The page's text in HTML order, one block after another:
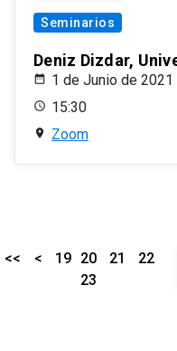
Seminarios
Deniz Dizdar,
1 de Junio de 2021
15:30
Zoom
<< < 19 20 21
22
23